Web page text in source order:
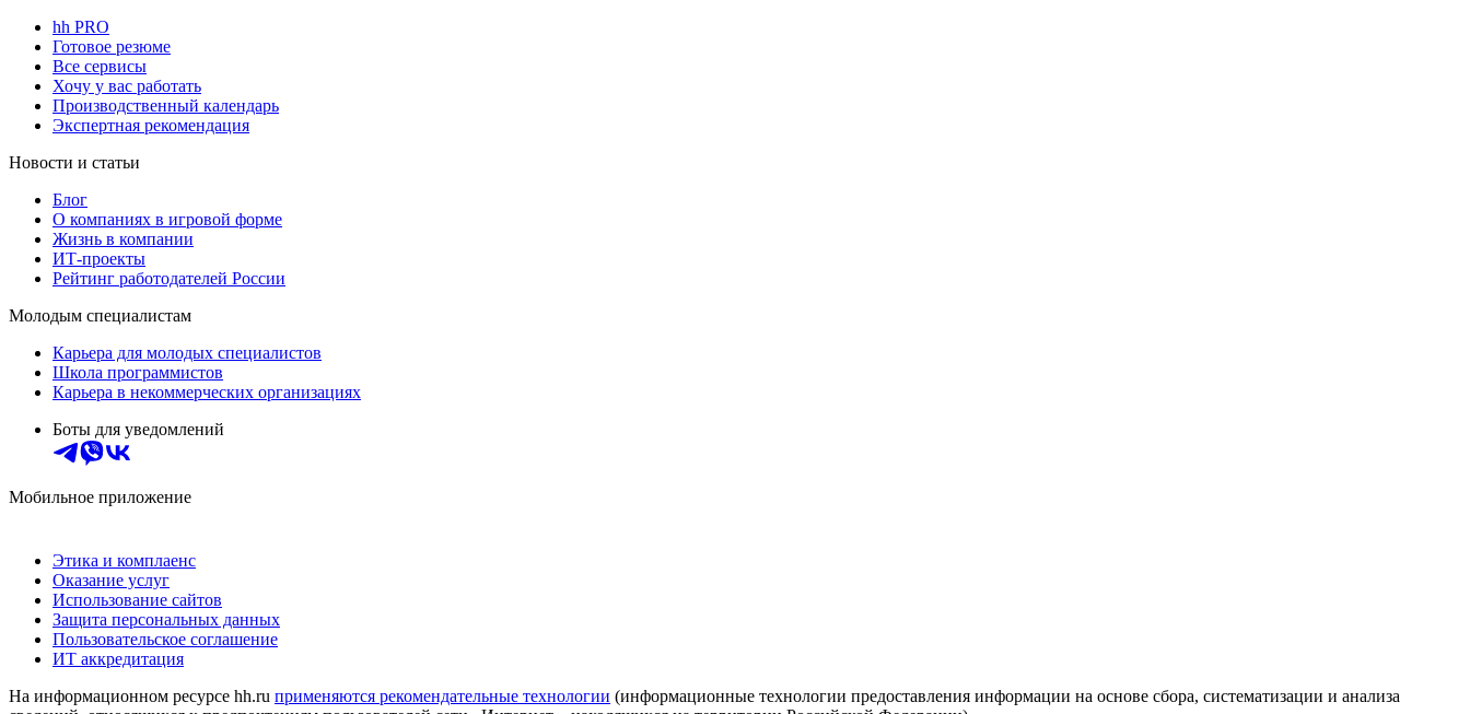
hh PRO
Готовое резюме
Все сервисы
Хочу у вас работать
Производственный календарь
Экспертная рекомендация
Новости и статьи
Блог
О компаниях в игровой форме
Жизнь в компании
ИТ-проекты
Рейтинг работодателей России
Молодым специалистам
Карьера для молодых специалистов
Школа программистов
Карьера в некоммерческих организациях
Боты для уведомлений
Мобильное приложение
Этика и комплаенс
Оказание услуг
Использование сайтов
Защита персональных данных
Пользовательское соглашение
ИТ аккредитация
На информационном ресурсе hh.ru применяются рекомендательные технологии (информационные технологии предоставления информации на основе сбора, систематизации и анализа